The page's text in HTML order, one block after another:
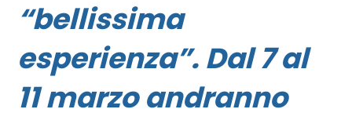
“bellissima
esperienza”. Dal 7 al
11 marzo andranno